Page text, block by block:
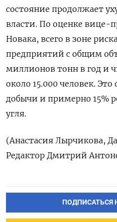
состояние продолжает
власти. По оценке вице-
Новака, всего в зоне
предприятий с общим
миллионов тонн в год и
около 15.000 человек. Это
добычи и примерно 15%
угля.
(Анастасия Лырчикова,
Редактор Дмитрий
ПОДПИСАТЬСЯ